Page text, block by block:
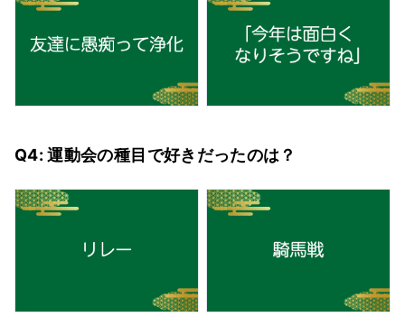
Q4: 運動会の種目で好きだったのは？